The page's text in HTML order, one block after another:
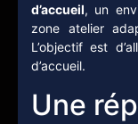
d’accueil, un
zone atelier
L’objectif est
d’accueil.
Une